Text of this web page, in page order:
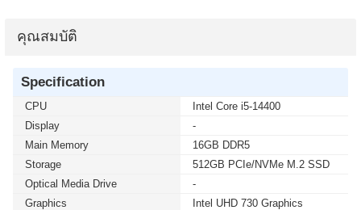
คุณสมบัติ
Specification
CPU
Intel Core i5-14400
Display
-
Main Memory
16GB DDR5
Storage
512GB PCIe/NVMe M.2 SSD
Optical Media Drive
-
Graphics
Intel UHD 730 Graphics